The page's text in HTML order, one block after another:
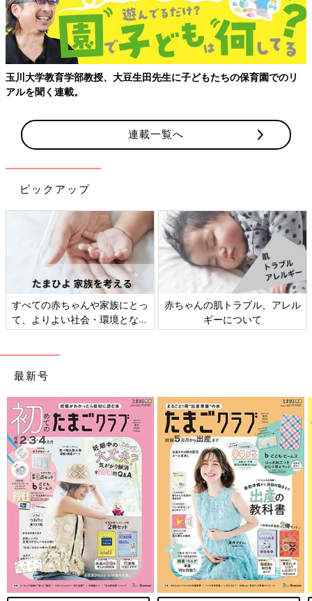
【親子で出会う、はじめての景色】成田空港から広がる親子のおで
かけガイド
連載一覧へ
ピックアップ
妊娠・育児期は「時短テク、家
事」＆「小掃除」
新米ママ・パパ向け「マネー講
座」
最新号